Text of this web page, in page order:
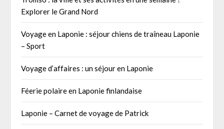
Explorer le Grand Nord
Voyage en Laponie : séjour chiens de traîneau Laponie
– Sport
Voyage d’affaires : un séjour en Laponie
Féerie polaire en Laponie finlandaise
Laponie – Carnet de voyage de Patrick